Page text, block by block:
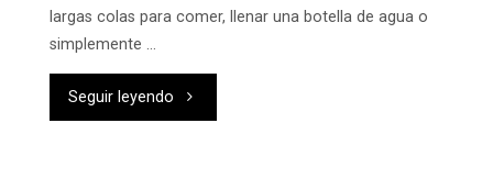
largas colas para comer, llenar una botella de agua o
simplemente …
Seguir leyendo "JMJ